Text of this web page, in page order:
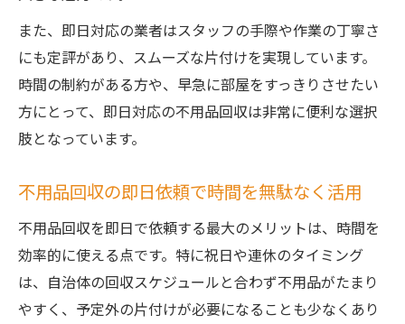
また、即日対応の業者はスタッフの手際や作業の丁寧さ
にも定評があり、スムーズな片付けを実現しています。
時間の制約がある方や、早急に部屋をすっきりさせたい
方にとって、即日対応の不用品回収は非常に便利な選択
肢となっています。
不用品回収の即日依頼で時間を無駄なく活用
不用品回収を即日で依頼する最大のメリットは、時間を
効率的に使える点です。特に祝日や連休のタイミング
は、自治体の回収スケジュールと合わず不用品がたまり
やすく、予定外の片付けが必要になることも少なくあり